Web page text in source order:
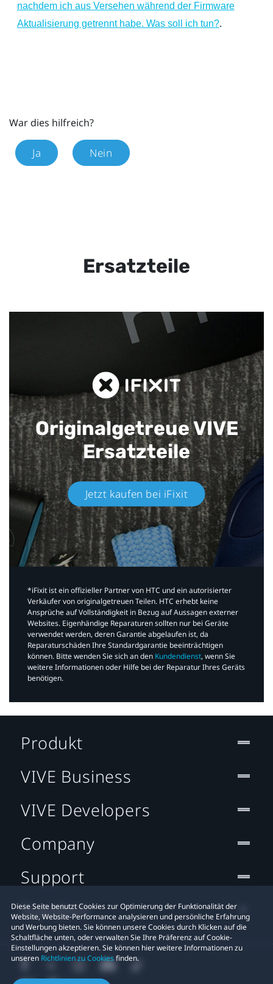
nachdem ich aus Versehen während der Firmware
Aktualisierung getrennt habe. Was soll ich tun?.
War dies hilfreich?
Ja Nein
Ersatzteile
Originalgetreue VIVE
Ersatzteile
Jetzt kaufen bei iFixit​
*iFixit ist ein offizieller Partner von HTC und ein autorisierter
Verkäufer von originalgetreuen Teilen. HTC erhebt keine
Ansprüche auf Vollständigkeit in Bezug auf Aussagen externer
Websites. Eigenhändige Reparaturen sollten nur bei Geräte
verwendet werden, deren Garantie abgelaufen ist, da
Reparaturschäden Ihre Standardgarantie beeinträchtigen
können. Bitte wenden Sie sich an den Kundendienst, wenn Sie
weitere Informationen oder Hilfe bei der Reparatur Ihres Geräts
benötigen.​
Diese Seite benutzt Cookies zur Optimierung der Funktionalität der
Website, Website-Performance analysieren und persönliche Erfahrung
und Werbung bieten. Sie können unsere Cookies durch Klicken auf die
Schaltfläche unten, oder verwalten Sie Ihre Präferenz auf Cookie-
Einstellungen akzeptieren. Sie können hier weitere Informationen zu
unseren Richtlinien zu Cookiesfinden.
Produkt
VIVE Business
VIVE Developers
Company
Support
Standort